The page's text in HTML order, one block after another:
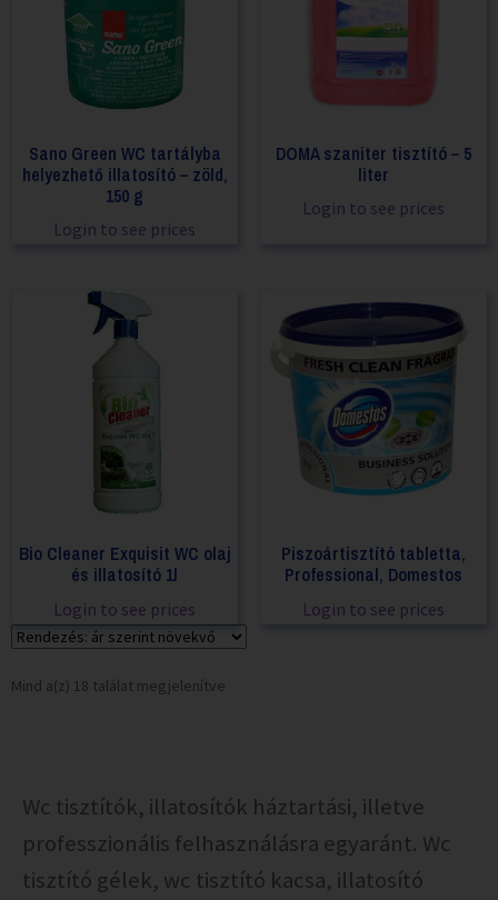
Sano Green WC tartályba
helyezhető illatosító – zöld,
150 g
Login to see prices
DOMA szaniter tisztító – 5
liter
Login to see prices
Bio Cleaner Exquisit WC olaj
és illatosító 1l
Login to see prices
Piszoártisztító tabletta,
Professional, Domestos
Login to see prices
Mind a(z) 18 találat megjelenítve
Wc tisztítók, illatosítók háztartási, illetve
professzionális felhasználásra egyaránt. Wc
tisztító gélek, wc tisztító kacsa, illatosító